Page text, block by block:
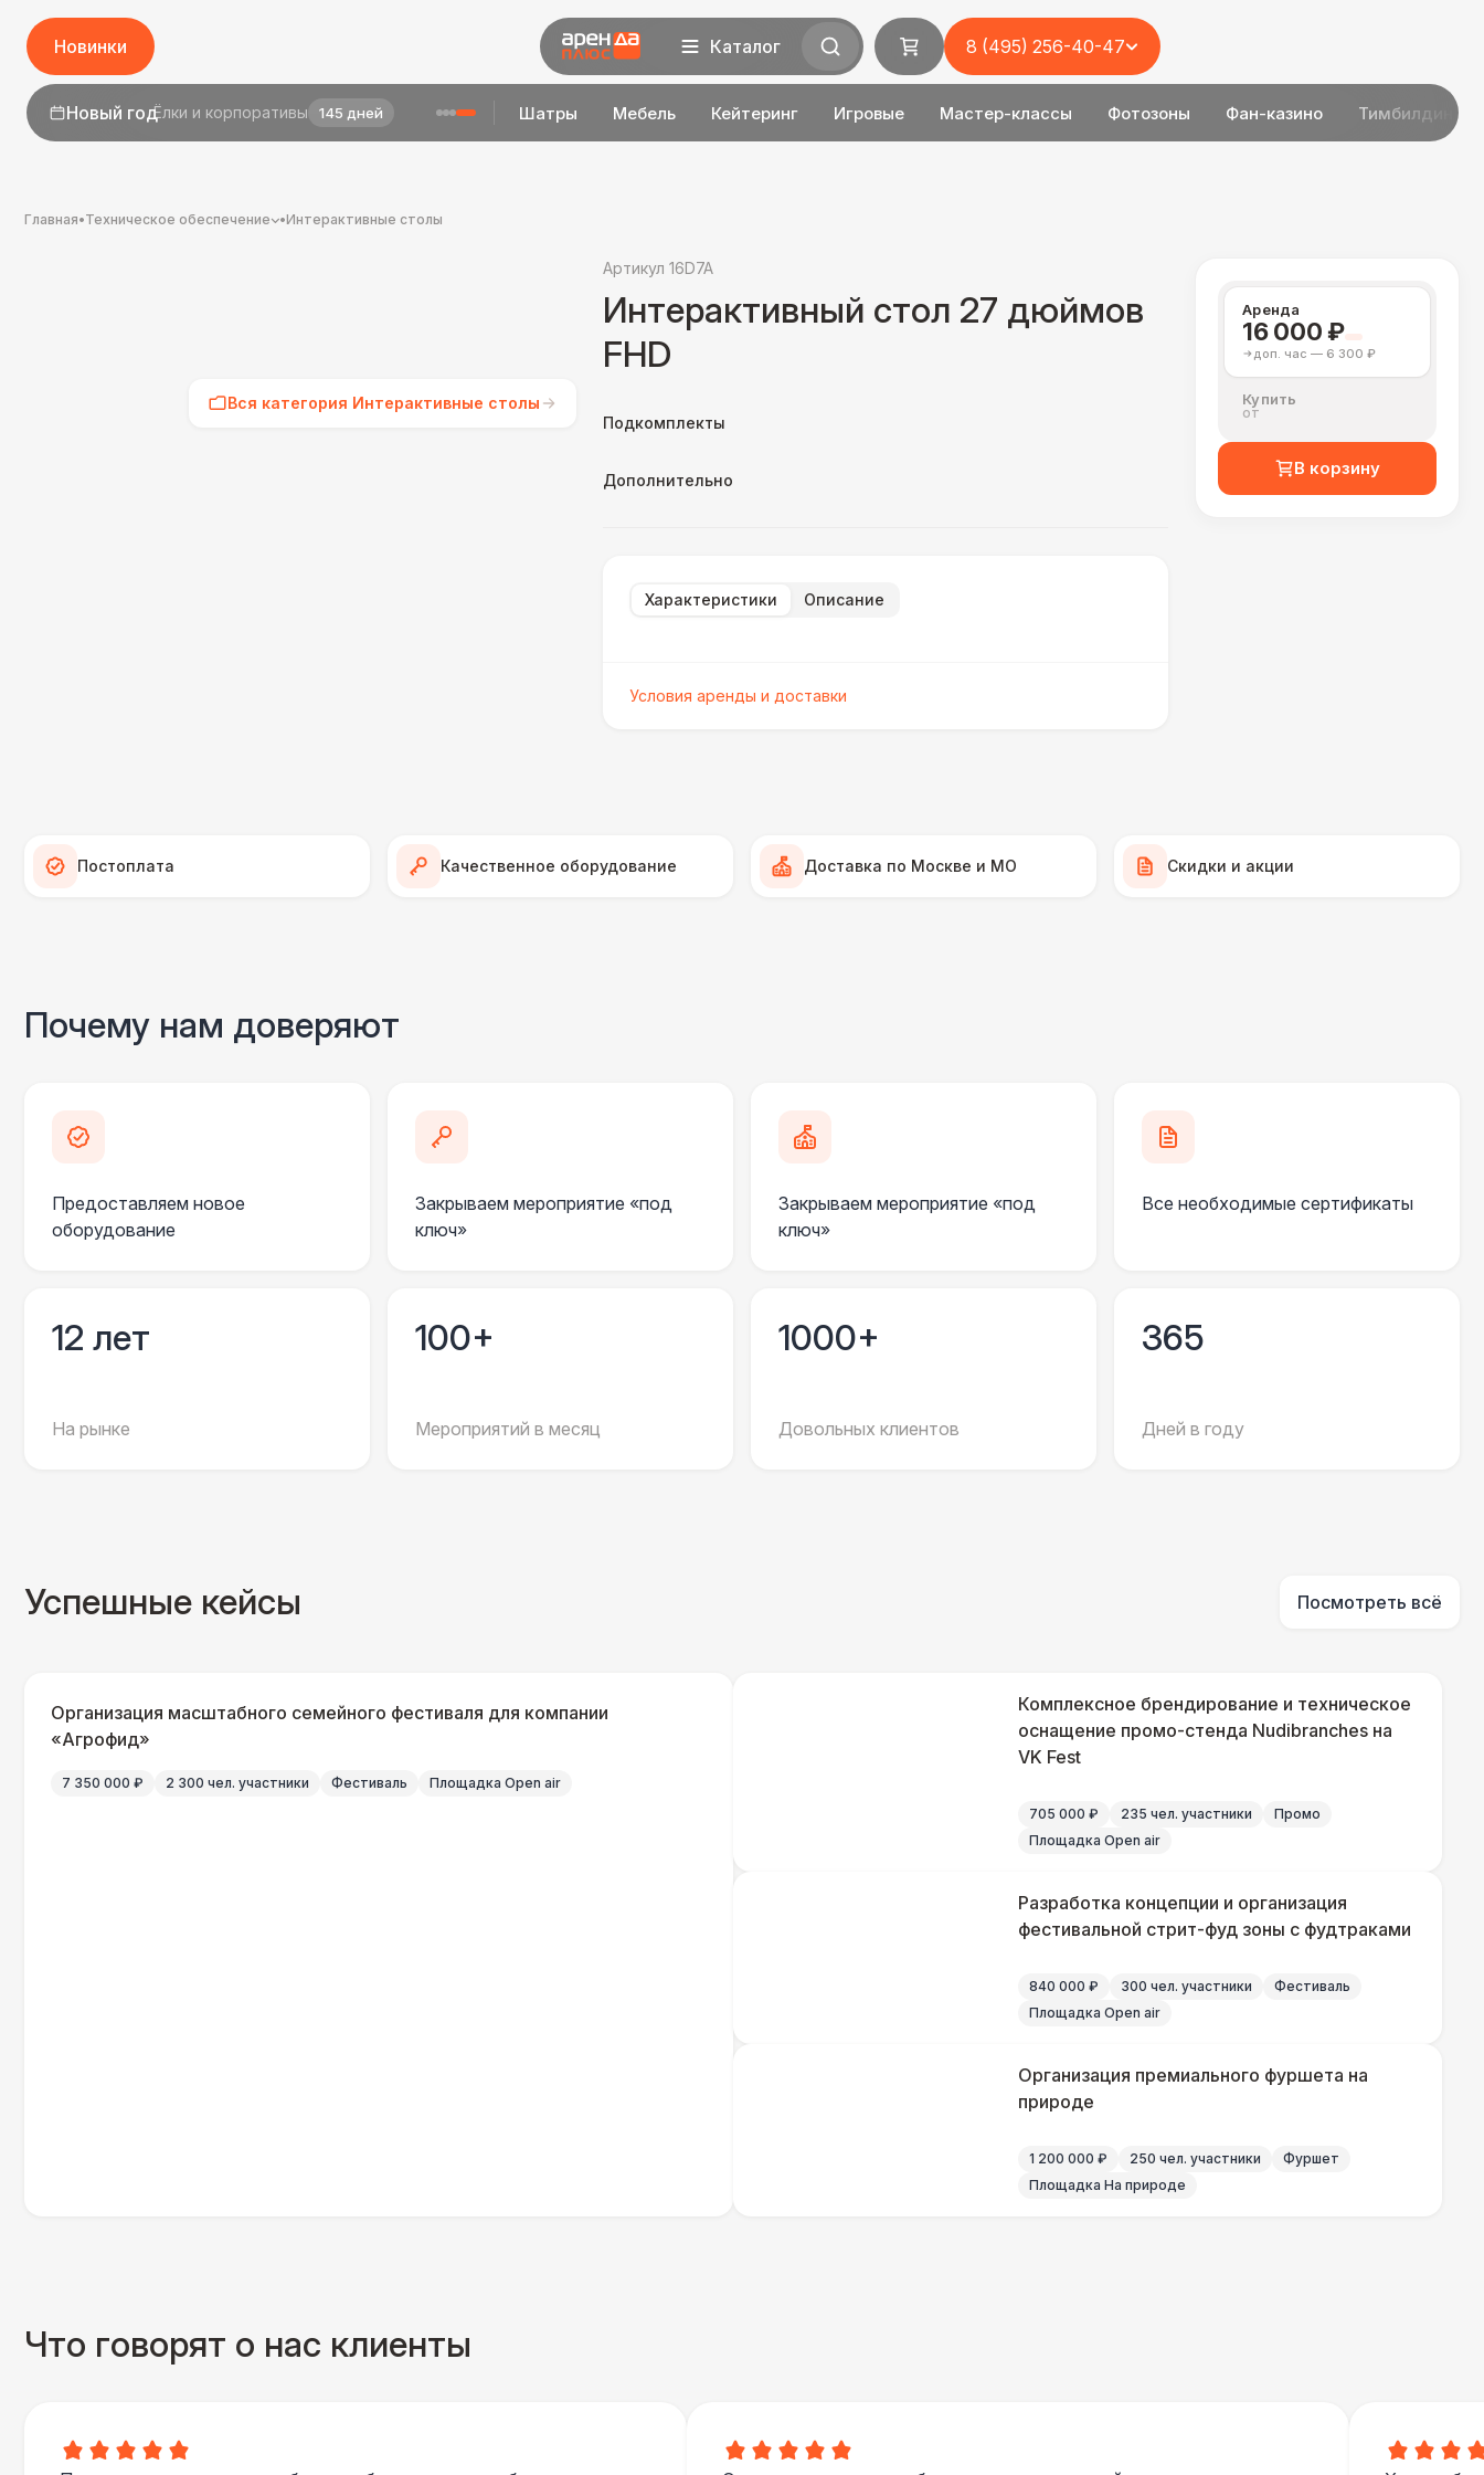
Новинки
Новый годЁлки и корпоративы 145 дней Шатры Мебель Кейтеринг Игровые Мастер-классы Фотозоны Фан-казино Тимбилдинг
Каталог 8 (495) 256-40-47
Главная•Техническое обеспечение •Интерактивные столы
Вся категория Интерактивные столы
Артикул 16D7A
Интерактивный стол 27 дюймов
FHD
Подкомплекты
Дополнительно
Характеристики Описание
Условия аренды и доставки
Аренда
16 000 ₽
доп. час — 6 300 ₽
Купить
от
В корзину
Постоплата Качественное оборудование Доставка по Москве и МО Скидки и акции
Почему нам доверяют
Предоставляем новое
оборудование
Закрываем мероприятие «под
ключ»
Закрываем мероприятие «под
ключ»
Все необходимые сертификаты
12 лет
На рынке
100+
Мероприятий в месяц
1000+
Довольных клиентов
365
Дней в году
Успешные кейсы Посмотреть всё
Организация масштабного семейного фестиваля для компании
«Агрофид»
7 350 000 ₽ 2 300 чел. участники Фестиваль Площадка Open air
Комплексное брендирование и техническое
оснащение промо-стенда Nudibranches на
VK Fest
705 000 ₽ 235 чел. участники
Промо
Площадка Open air
Разработка концепции и организация
фестивальной стрит-фуд зоны с фудтраками
840 000 ₽ 300 чел. участники
Фестиваль
Площадка Open air
Организация премиального фуршета на
природе
1 200 000 ₽ 250 чел. участники
Фуршет
Площадка На природе
Что говорят о нас клиенты